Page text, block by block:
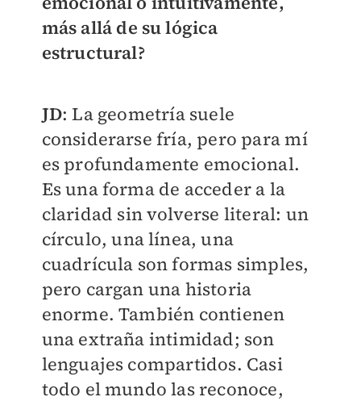
más allá de su lógica
estructural?
JD: La geometría suele
considerarse fría, pero para mí
es profundamente emocional.
Es una forma de acceder a la
claridad sin volverse literal: un
círculo, una línea, una
cuadrícula son formas simples,
pero cargan una historia
enorme. También contienen
una extraña intimidad; son
lenguajes compartidos. Casi
todo el mundo las reconoce,